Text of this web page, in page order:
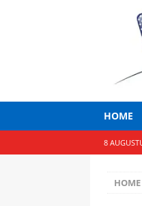
HOME
8
HOME